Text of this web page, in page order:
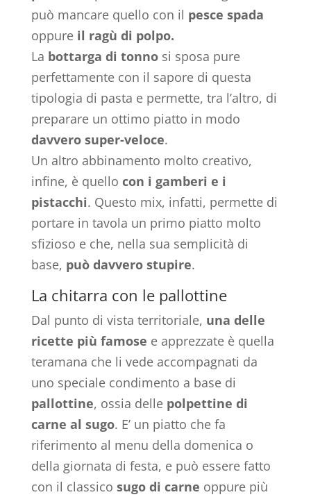
può mancare quello con il pesce spada
oppure il ragù di polpo.
La bottarga di tonnosi sposa pure
perfettamente con il sapore di questa
tipologia di pasta e permette, tra l’altro, di
preparare un ottimo piatto in modo
davvero super-veloce.
Un altro abbinamento molto creativo,
infine, è quello con i gamberi e i
pistacchi. Questo mix, infatti, permette di
portare in tavola un primo piatto molto
sfizioso e che, nella sua semplicità di
base, può davvero stupire.
La chitarra con le pallottine
Dal punto di vista territoriale, una delle
ricette più famose e apprezzate è quella
teramana che li vede accompagnati da
uno speciale condimento a base di
pallottine, ossia delle polpettine di
carne al sugo. E’ un piatto che fa
riferimento al menu della domenica o
della giornata di festa, e può essere fatto
con il classico sugo di carne oppure più